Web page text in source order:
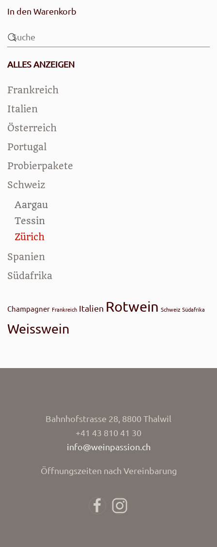
In den Warenkorb
ALLES ANZEIGEN
Frankreich
Italien
Österreich
Portugal
Probierpakete
Schweiz
Aargau
Tessin
Zürich
Spanien
Südafrika
Champagner Frankreich Italien Rotwein Schweiz Südafrika
Weisswein
Bahnhofstrasse 28, 8800 Thalwil
+41 43 810 41 30
info@weinpassion.ch
Öffnungszeiten nach Vereinbarung